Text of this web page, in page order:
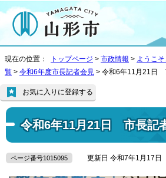
現在の位置： トップページ > 市政情報 > ようこ
覧 > 令和6年度市長記者会見 > 令和6年11月21日
令和6年11月21日 市長記
お気に入りに登録する
ページ番号1015095 更新日 令和7年1月17日